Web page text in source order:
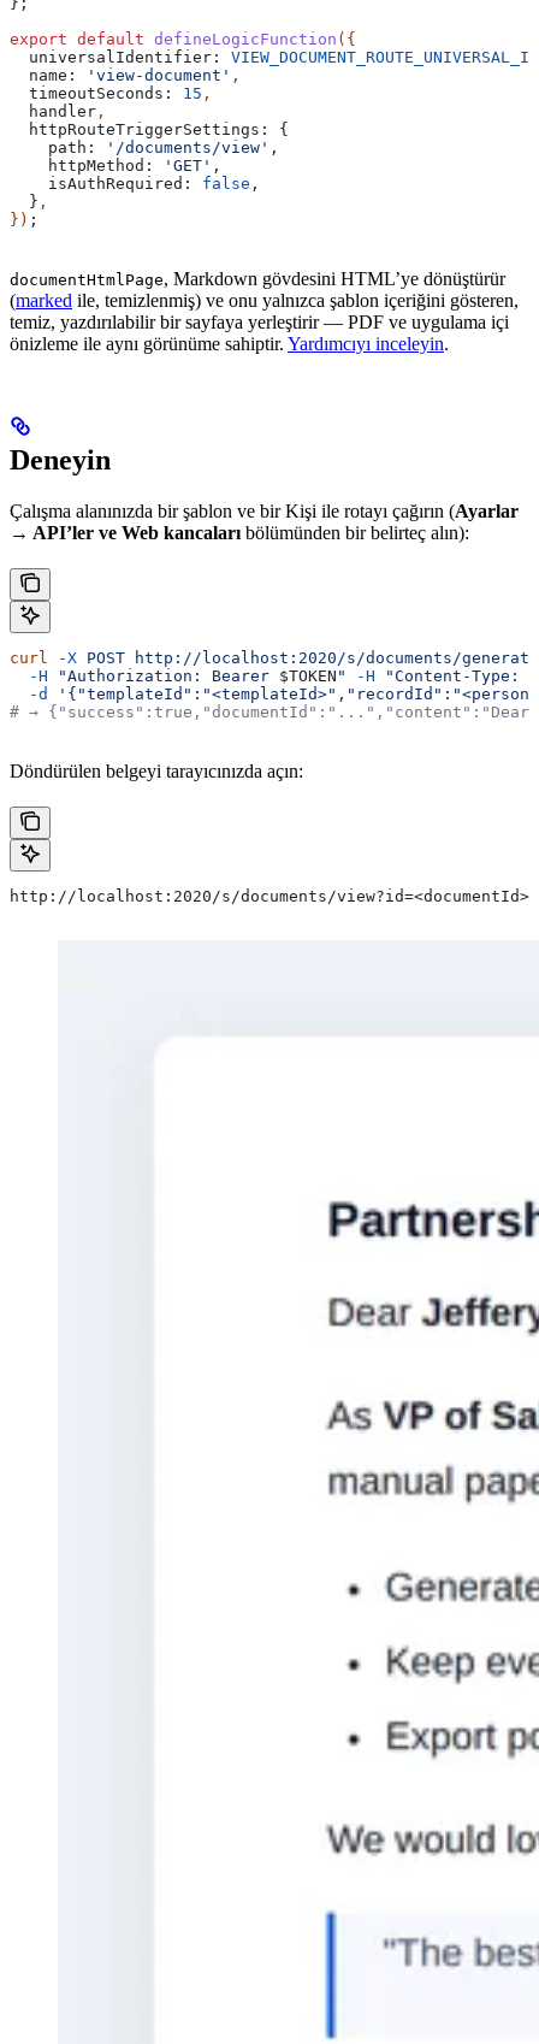
export default defineLogicFunction ({
  universalIdentifier:
  name:
'view-document' ,
  timeoutSeconds:
15 ,
  handler
,
  httpRouteTriggerSettings:
{
    path:
'/documents/view' ,
    httpMethod:
'GET' ,
    isAuthRequired:
false ,
  }
,
}) ;
documentHtmlPage, Markdown gövdesini HTML’ye dönüştürür
(marked ile, temizlenmiş) ve onu yalnızca şablon içeriğini gösteren,
temiz, yazdırılabilir bir sayfaya yerleştirir — PDF ve uygulama içi
önizleme ile aynı görünüme sahiptir. Yardımcıyı inceleyin.
Deneyin
Çalışma alanınızda bir şablon ve bir Kişi ile rotayı çağırın (Ayarlar
→ API’ler ve Web kancaları bölümünden bir belirteç alın):
curl -X POST http://localhost:2020/s/documents/generate
  -H
"Authorization: Bearer $TOKEN " -H "Content-Type:
  -d
# →
Döndürülen belgeyi tarayıcınızda açın:
http://localhost:2020/s/documents/view?id=<documentId>